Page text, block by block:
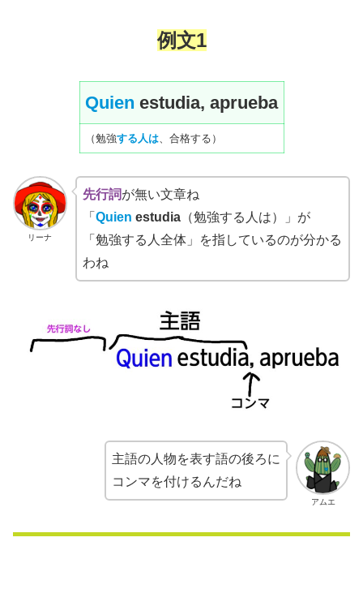
例文1
Quien estudia, aprueba
（勉強する人は、合格する）
リーナ
先行詞が無い文章ね
「 Quien estudia（勉強する人は）」が
「勉強する人全体」を指しているのが分かる
わね
アムエ
主語の人物を表す語の後ろに
コンマを付けるんだね